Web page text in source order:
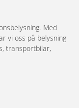
Med
vi oss på belysning
transportbilar,